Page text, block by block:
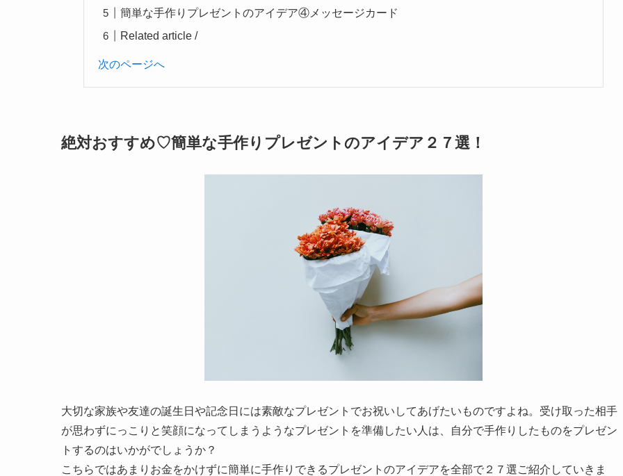
簡単な手作りプレゼントのアイデア④メッセージカード
Related article /
次のページへ
絶対おすすめ♡簡単な手作りプレゼントのアイデア２７選！
大切な家族や友達の誕生日や記念日には素敵なプレゼントでお祝いしてあげたいものですよね。受け取った相手
が思わずにっこりと笑顔になってしまうようなプレゼントを準備したい人は、自分で手作りしたものをプレゼン
トするのはいかがでしょうか？
こちらではあまりお金をかけずに簡単に手作りできるプレゼントのアイデアを全部で２７選ご紹介していきま